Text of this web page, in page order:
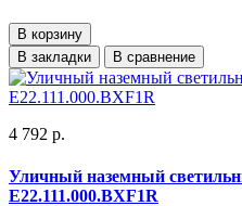
В корзину
В закладки
В сравнение
4 792 р.
Уличный наземный
E22.111.000.BXF1R